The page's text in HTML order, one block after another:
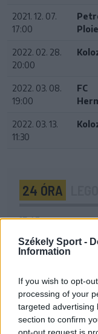
Székely Sport -
Information
If you wish to opt-
processing of your
targeted advertising
section to confirm
opt-out request is
2021. 12. 07.
17:00
2022. 02. 28.
20:00
2022. 03. 08.
19:00
FC
2022. 03. 13.
11:30
24 ÓRA
17:43
Két FK-játékos
16:22
focibajnokság új
14:52
Nem kell